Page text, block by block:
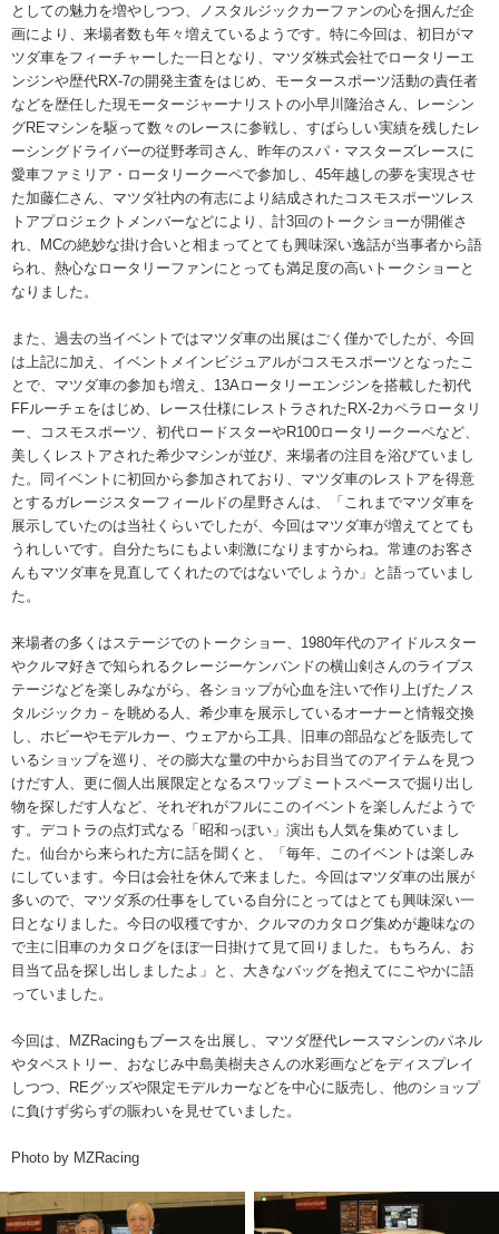
としての魅力を増やしつつ、ノスタルジックカーファンの心を掴んだ企
画により、来場者数も年々増えているようです。特に今回は、初日がマ
ツダ車をフィーチャーした一日となり、マツダ株式会社でロータリーエ
ンジンや歴代RX-7の開発主査をはじめ、モータースポーツ活動の責任者
などを歴任した現モータージャーナリストの小早川隆治さん、レーシン
グREマシンを駆って数々のレースに参戦し、すばらしい実績を残したレ
ーシングドライバーの従野孝司さん、昨年のスパ・マスターズレースに
愛車ファミリア・ロータリークーペで参加し、45年越しの夢を実現させ
た加藤仁さん、マツダ社内の有志により結成されたコスモスポーツレス
トアプロジェクトメンバーなどにより、計3回のトークショーが開催さ
れ、MCの絶妙な掛け合いと相まってとても興味深い逸話が当事者から語
られ、熱心なロータリーファンにとっても満足度の高いトークショーと
なりました。
また、過去の当イベントではマツダ車の出展はごく僅かでしたが、今回
は上記に加え、イベントメインビジュアルがコスモスポーツとなったこ
とで、マツダ車の参加も増え、13Aロータリーエンジンを搭載した初代
FFルーチェをはじめ、レース仕様にレストラされたRX-2カペラロータリ
ー、コスモスポーツ、初代ロードスターやR100ロータリークーペなど、
美しくレストアされた希少マシンが並び、来場者の注目を浴びていまし
た。同イベントに初回から参加されており、マツダ車のレストアを得意
とするガレージスターフィールドの星野さんは、「これまでマツダ車を
展示していたのは当社くらいでしたが、今回はマツダ車が増えてとても
うれしいです。自分たちにもよい刺激になりますからね。常連のお客さ
んもマツダ車を見直してくれたのではないでしょうか」と語っていまし
た。
来場者の多くはステージでのトークショー、1980年代のアイドルスター
やクルマ好きで知られるクレージーケンバンドの横山剣さんのライブス
テージなどを楽しみながら、各ショップが心血を注いで作り上げたノス
タルジックカ－を眺める人、希少車を展示しているオーナーと情報交換
し、ホビーやモデルカー、ウェアから工具、旧車の部品などを販売して
いるショップを巡り、その膨大な量の中からお目当てのアイテムを見つ
けだす人、更に個人出展限定となるスワップミートスペースで掘り出し
物を探しだす人など、それぞれがフルにこのイベントを楽しんだようで
す。デコトラの点灯式なる「昭和っぽい」演出も人気を集めていまし
た。仙台から来られた方に話を聞くと、「毎年、このイベントは楽しみ
にしています。今日は会社を休んで来ました。今回はマツダ車の出展が
多いので、マツダ系の仕事をしている自分にとってはとても興味深い一
日となりました。今日の収穫ですか、クルマのカタログ集めが趣味なの
で主に旧車のカタログをほぼ一日掛けて見て回りました。もちろん、お
目当て品を探し出しましたよ」と、大きなバッグを抱えてにこやかに語
っていました。
今回は、MZRacingもブースを出展し、マツダ歴代レースマシンのパネル
やタペストリー、おなじみ中島美樹夫さんの水彩画などをディスプレイ
しつつ、REグッズや限定モデルカーなどを中心に販売し、他のショップ
に負けず劣らずの賑わいを見せていました。
Photo by MZRacing